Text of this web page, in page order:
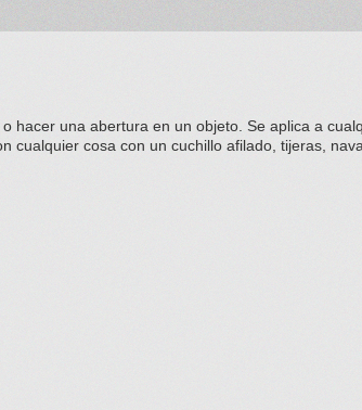
hacer una abertura en un objeto. Se aplica a
cualquier cosa con un cuchillo afilado, tijeras,